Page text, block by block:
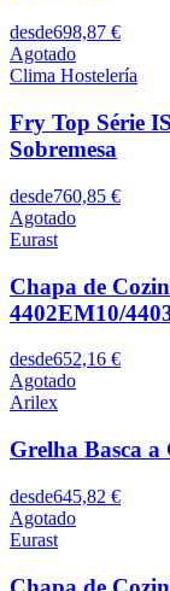
desde698,87 €
Agotado
Clima Hostelería
Fry Top Série
Sobremesa
desde760,85 €
Agotado
Eurast
Chapa de
4402EM10/
desde652,16 €
Agotado
Arilex
Grelha Basca a
desde645,82 €
Agotado
Eurast